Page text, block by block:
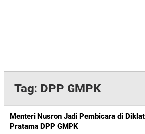
Tag: DPP GMPK
Menteri Nusron Jadi Pembicara di Diklat
Pratama DPP GMPK